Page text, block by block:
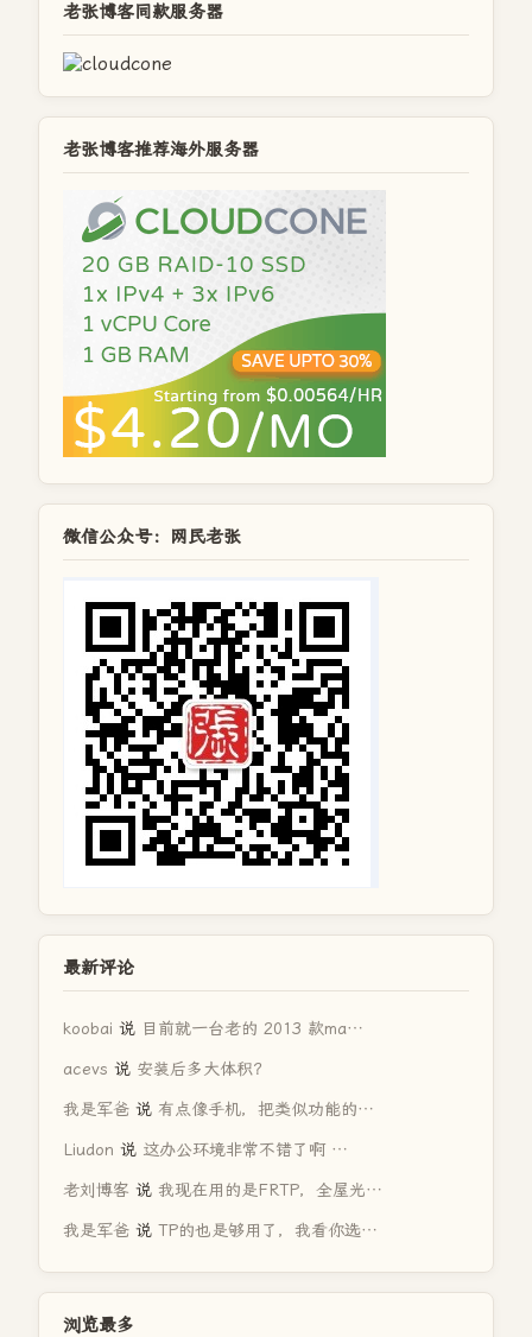
老张博客同款服务器
老张博客推荐海外服务器
微信公众号：网民老张
最新评论
koobai 说 目前就一台老的 2013 款ma…
acevs 说 安装后多大体积？
我是军爸 说 有点像手机，把类似功能的…
Liudon 说 这办公环境非常不错了啊 …
老刘博客 说 我现在用的是FRTP，全屋光…
我是军爸 说 TP的也是够用了，我看你选…
浏览最多